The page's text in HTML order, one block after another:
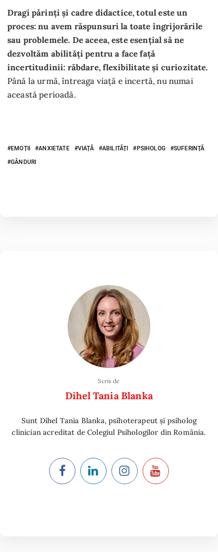
Dragi părinți și cadre didactice, totul este un
proces: nu avem răspunsuri la toate îngrijorările
sau problemele. De aceea, este esențial să ne
dezvoltăm abilități pentru a face față
incertitudinii: răbdare, flexibilitate și curiozitate.
Până la urmă, întreaga viață e incertă, nu numai
această perioadă.
EMOȚII ANXIETATE VIAȚĂ ABILITĂȚI PSIHOLOG
SUFERINȚĂ
GÂNDURI
Scris de
Dihel Tania Blanka
Sunt Dihel Tania Blanka, psihoterapeut și psiholog
clinician acreditat de Colegiul Psihologilor din România.